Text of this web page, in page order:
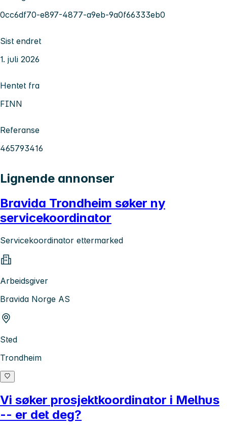
0cc6df70-e897-4877-a9eb-9a0f66333eb0
Sist endret
1. juli 2026
Hentet fra
FINN
Referanse
465793416
Lignende annonser
Bravida Trondheim søker ny
servicekoordinator
Servicekoordinator ettermarked
Arbeidsgiver
Bravida Norge AS
Sted
Trondheim
Vi søker prosjektkoordinator i Melhus
-- er det deg?